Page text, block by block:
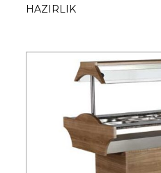
HAZIRLIK